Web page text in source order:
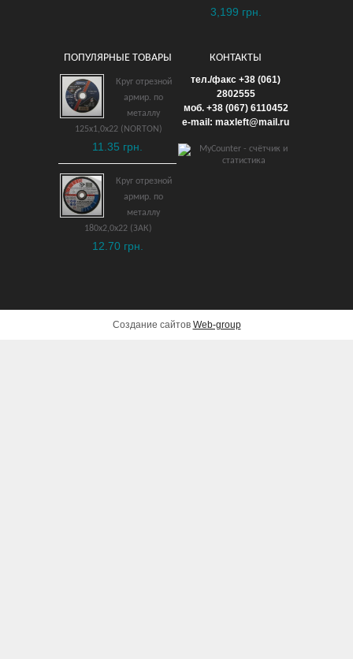
Ключ рожковый 36х41 мм
взрывобезопасный ВБ
4,647 грн.
ДОБАВИТЬ В КОРЗИНУ
3,199 грн.
ПОПУЛЯРНЫЕ ТОВАРЫ
Круг отрезной
армир. по
металлу
125х1,0х22 (NORTON)
11.35 грн.
Круг отрезной
армир. по
металлу
180х2,0х22 (ЗАК)
12.70 грн.
КОНТАКТЫ
тел./факс +38 (061)
2802555
моб. +38 (067) 6110452
e-mail: maxleft@mail.ru
Создание сайтов Web-group